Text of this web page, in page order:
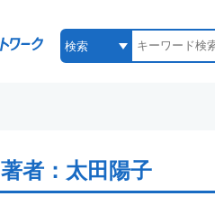
著者：太田陽子